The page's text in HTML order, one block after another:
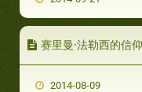
赛里曼·法勒西的信
2014-08-09